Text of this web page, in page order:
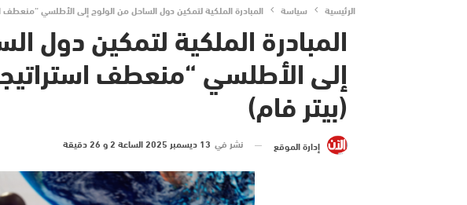
الرئيسية سياسة المبادرة الملكية لتمكين دول الساحل من الولوج إلى الأطلسي “منعطف
المبادرة الملكية لتمكين دول
إلى الأطلسي “منعطف
(بيتر فام)
إدارة الموقع نشر في 13 ديسمبر 2025 الساعة 2 و 26 دقيقة